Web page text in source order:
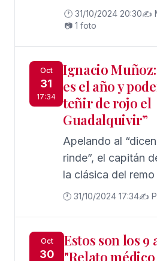
por las víctimas
DANA en España
🕐 31/10/2024 20:30✍️
📷 1 foto
Oct
31
17:34
Ignacio Muñoz:
es el año y
teñir de rojo el
Guadalquivir”
Apelando al
rinde”, el capitán
la clásica del
confía en acabar
🕐 31/10/2024 17:34✍️
Oct
30
Estos son los 9
"Relato